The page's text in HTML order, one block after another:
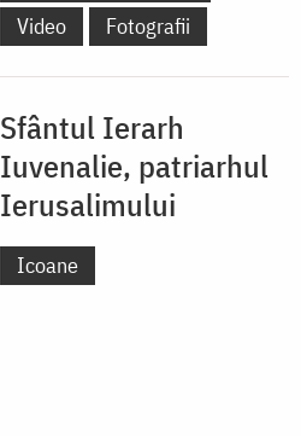
Video Fotografii
Sfântul Ierarh
Iuvenalie, patriarhul
Ierusalimului
Icoane